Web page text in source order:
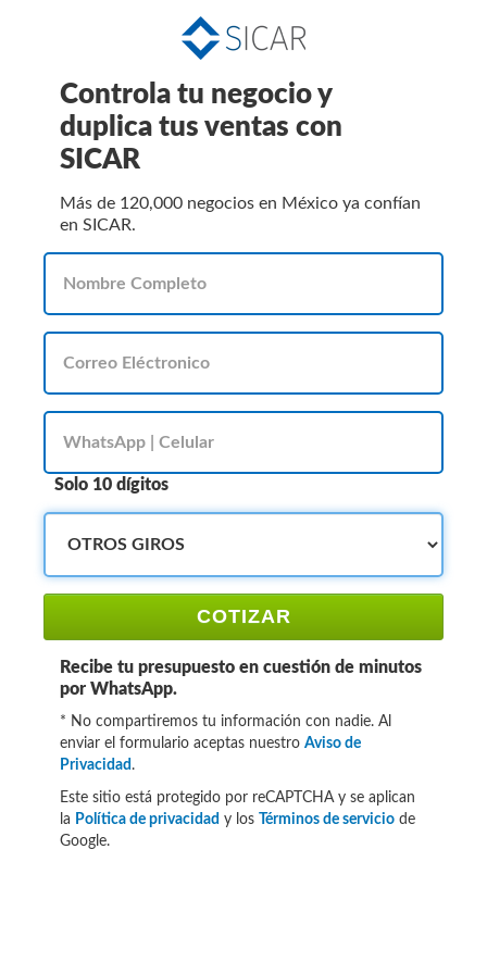
Controla tu negocio y
duplica tus ventas con
SICAR
Más de 120,000 negocios en México ya confían
en SICAR.
Solo 10 dígitos
COTIZAR
Recibe tu presupuesto en cuestión de minutos
por WhatsApp.
* No compartiremos tu información con nadie. Al
enviar el formulario aceptas nuestro Aviso de
Privacidad .
Este sitio está protegido por reCAPTCHA y se aplican
la Política de privacidad y los Términos de servicio de
Google.